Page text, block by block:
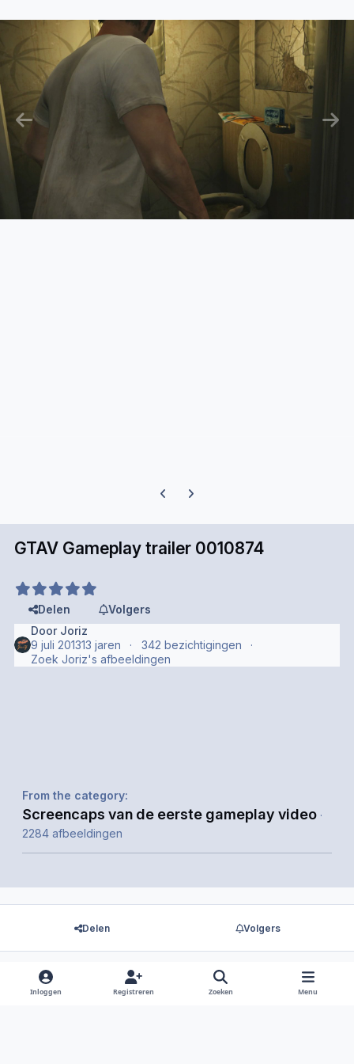
Previous carousel slide
Next carousel slide
GTAV Gameplay trailer 0010874
Delen
Volgers
Door Joriz
9 juli 201313 jaren
342 bezichtigingen
Zoek Joriz's afbeeldingen
From the category:
Screencaps van de eerste gameplay video ·
2284 afbeeldingen
Delen Volgers
Er zijn geen reacties om weer te geven.
Inloggen Registreren Zoeken Menu